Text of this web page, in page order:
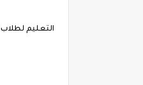
التعليم لطلاب